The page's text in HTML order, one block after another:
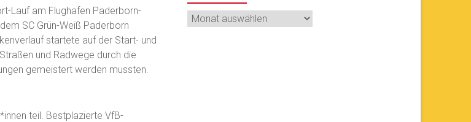
Lauf am Flughafen Paderborn-
SC Grün-Weiß Paderborn
startete auf der Start- und
und Radwege durch die
gemeistert werden mussten.
teil. Bestplazierte VfB-
Archiv: